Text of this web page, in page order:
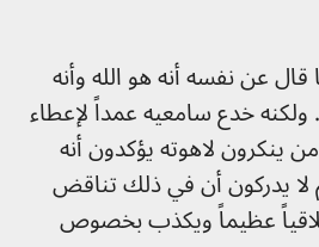
قال عن نفسه أنه هو الله وأنه
ولكنه خدع سامعيه عمداً لإعطاء
ينكرون لاهوته يؤكدون أنه
لا يدركون أن في ذلك تناقض
عظيماً ويكذب بخصوص